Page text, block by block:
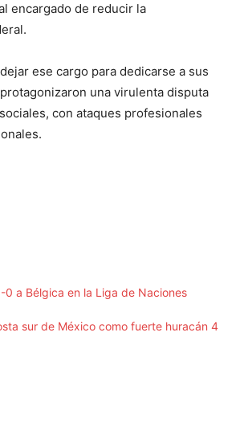
encargado de reducir la
ese cargo para dedicarse a sus
una virulenta disputa
con ataques profesionales
0 a Bélgica en la Liga de Naciones
sur de México como fuerte huracán 4